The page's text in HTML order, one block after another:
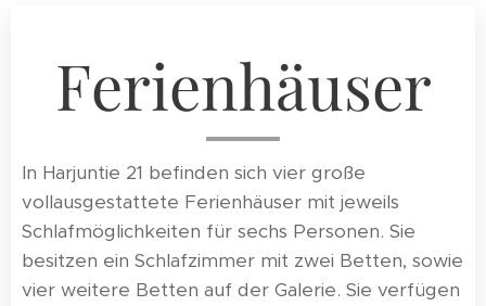
Ferienhäuser
In Harjuntie 21 befinden sich vier große
vollausgestattete Ferienhäuser mit jeweils
Schlafmöglichkeiten für sechs Personen. Sie
besitzen ein Schlafzimmer mit zwei Betten, sowie
vier weitere Betten auf der Galerie. Sie verfügen